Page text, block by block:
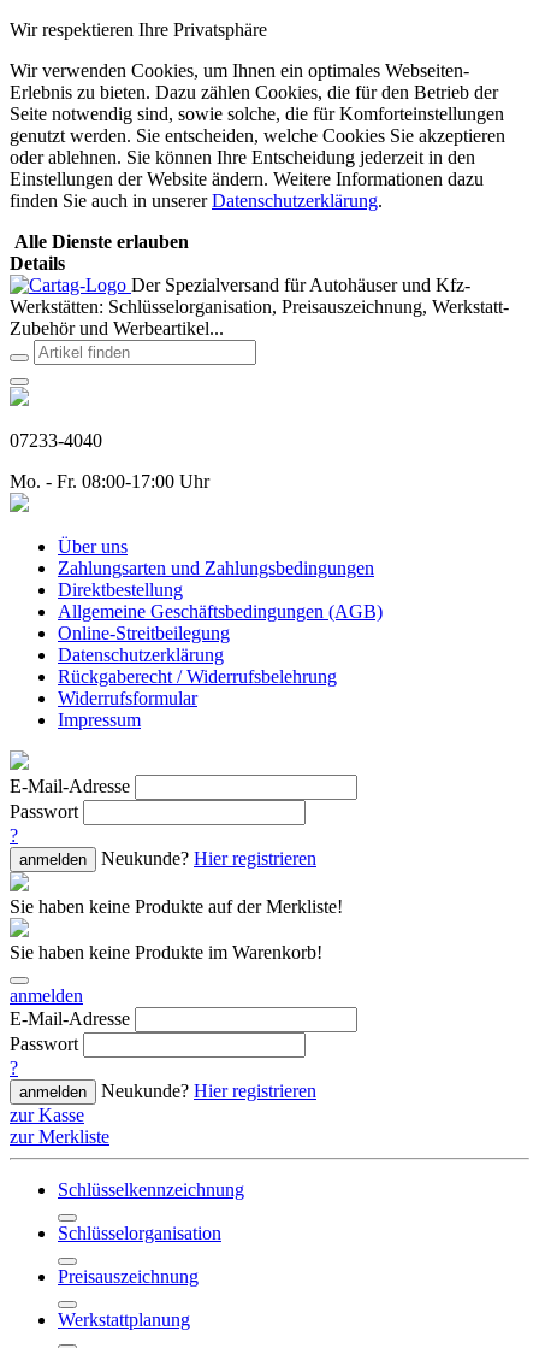
Wir respektieren Ihre Privatsphäre
Wir verwenden Cookies, um Ihnen ein optimales Webseiten-
Erlebnis zu bieten. Dazu zählen Cookies, die für den Betrieb der
Seite notwendig sind, sowie solche, die für Komforteinstellungen
genutzt werden. Sie entscheiden, welche Cookies Sie akzeptieren
oder ablehnen. Sie können Ihre Entscheidung jederzeit in den
Einstellungen der Website ändern. Weitere Informationen dazu
finden Sie auch in unsererDatenschutzerklärung.
Alle Dienste erlauben
Details
Der Spezialversand für Autohäuser und Kfz-
Werkstätten: Schlüsselorganisation, Preisauszeichnung, Werkstatt-
Zubehör und Werbeartikel...
07233-4040
Mo. - Fr. 08:00-17:00 Uhr
Über uns
Zahlungsarten und Zahlungsbedingungen
Direktbestellung
Allgemeine Geschäftsbedingungen (AGB)
Online-Streitbeilegung
Datenschutzerklärung
Rückgaberecht / Widerrufsbelehrung
Widerrufsformular
Impressum
E-Mail-Adresse
Passwort
?
anmelden Neukunde? Hier registrieren
Sie haben keine Produkte auf der Merkliste!
Sie haben keine Produkte im Warenkorb!
anmelden
E-Mail-Adresse
Passwort
?
anmelden Neukunde? Hier registrieren
zur Kasse
zur Merkliste
Schlüsselkennzeichnung
Schlüsselorganisation
Preisauszeichnung
Werkstattplanung